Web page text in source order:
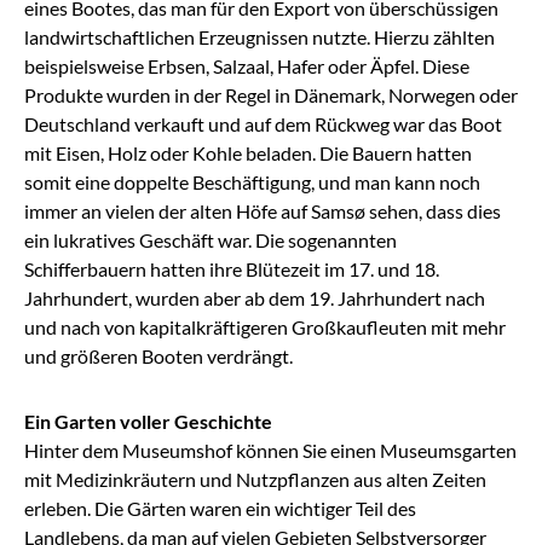
eines Bootes, das man für den Export von überschüssigen
landwirtschaftlichen Erzeugnissen nutzte. Hierzu zählten
beispielsweise Erbsen, Salzaal, Hafer oder Äpfel. Diese
Produkte wurden in der Regel in Dänemark, Norwegen oder
Deutschland verkauft und auf dem Rückweg war das Boot
mit Eisen, Holz oder Kohle beladen. Die Bauern hatten
somit eine doppelte Beschäftigung, und man kann noch
immer an vielen der alten Höfe auf Samsø sehen, dass dies
ein lukratives Geschäft war. Die sogenannten
Schifferbauern hatten ihre Blütezeit im 17. und 18.
Jahrhundert, wurden aber ab dem 19. Jahrhundert nach
und nach von kapitalkräftigeren Großkaufleuten mit mehr
und größeren Booten verdrängt.
Ein Garten voller Geschichte
Hinter dem Museumshof können Sie einen Museumsgarten
mit Medizinkräutern und Nutzpflanzen aus alten Zeiten
erleben. Die Gärten waren ein wichtiger Teil des
Landlebens, da man auf vielen Gebieten Selbstversorger